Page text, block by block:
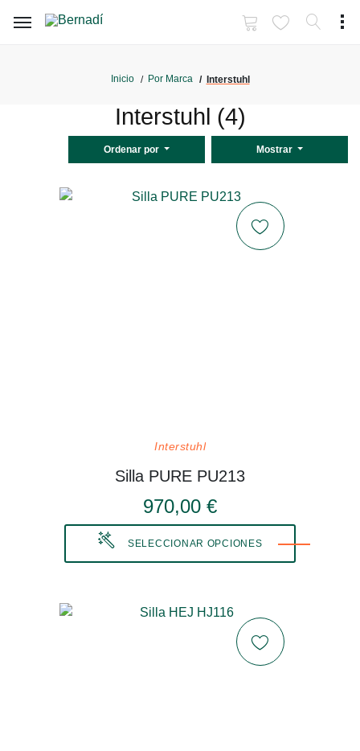
Inicio Por Marca Interstuhl
Interstuhl (4)
Ordenar por Mostrar
Interstuhl
Silla PURE PU213
970,00 €
SELECCIONAR OPCIONES